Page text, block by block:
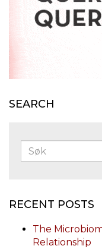
SEARCH
Søk:
RECENT POSTS
The
Relationship